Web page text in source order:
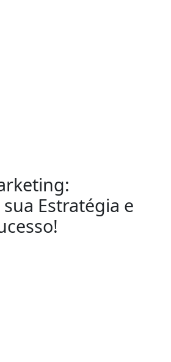
Estratégia e